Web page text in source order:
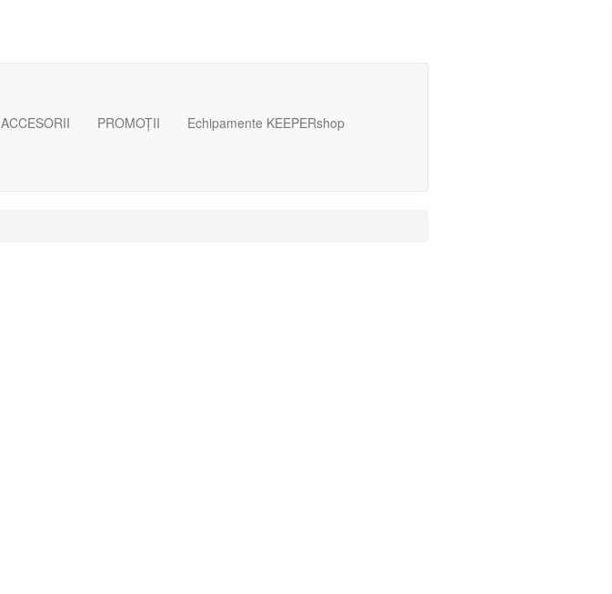
ACCESORII PROMOȚII Echipamente KEEPERshop